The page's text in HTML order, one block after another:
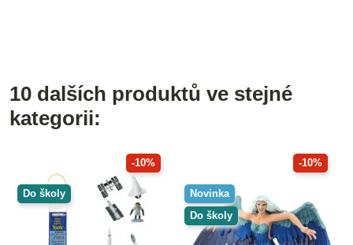
10 dalších produktů ve stejné
kategorii:
-10%
Do školy
-10%
Novinka
Do školy